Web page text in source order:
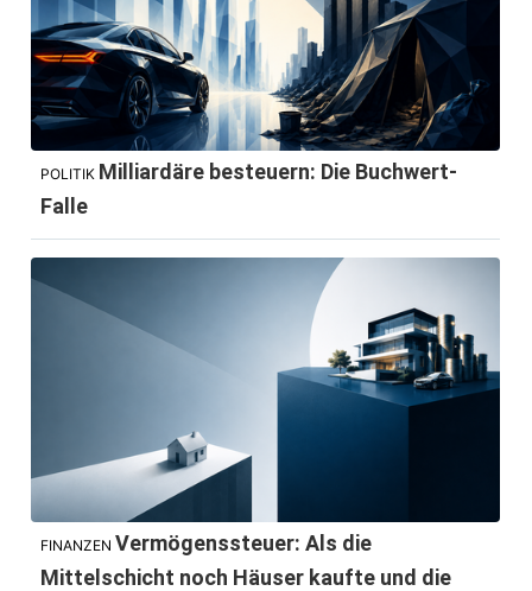
POLITIK Milliardäre besteuern: Die Buchwert-
Falle
FINANZEN Vermögenssteuer: Als die
Mittelschicht noch Häuser kaufte und die